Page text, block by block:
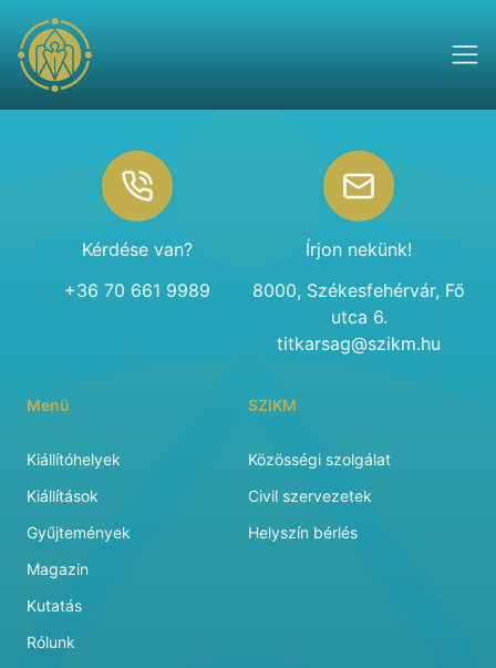
Kérdése van?
+36 70 661 9989
Írjon nekünk!
8000, Székesfehérvár, Fő
utca 6.
titkarsag@szikm.hu
Menü
Kiállítóhelyek
Kiállítások
Gyűjtemények
Magazin
Kutatás
Rólunk
SZIKM
Közösségi szolgálat
Civil szervezetek
Helyszín bérlés